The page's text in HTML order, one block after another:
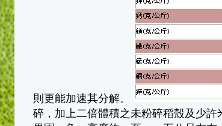
則更能加速其分解。
碎，加上二倍體積之未粉碎稻殼及少